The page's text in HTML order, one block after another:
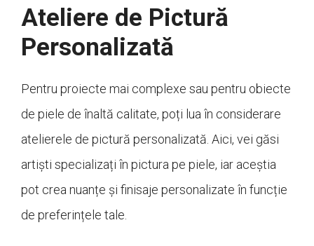
Ateliere de Pictură
Personalizată
Pentru proiecte mai complexe sau pentru obiecte
de piele de înaltă calitate, poți lua în considerare
atelierele de pictură personalizată. Aici, vei găsi
artiști specializați în pictura pe piele, iar aceștia
pot crea nuanțe și finisaje personalizate în funcție
de preferințele tale.